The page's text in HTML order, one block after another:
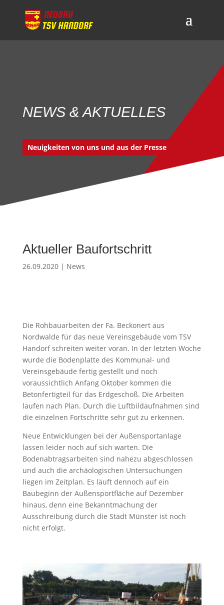
NEWS & AKTUELLES
Neuigkeiten von uns und aus der Presse
Aktueller Baufortschritt
26.09.2020| News
Die Rohbauarbeiten der Fa. Beckonert aus
Nordwalde für das neue Vereinsgebäude vom TSV
Handorf schreiten weiter voran. In der letzten Woche
wurde die Bodenplatte des Kommunal- und
Vereinsgebäude fertig gestellt und noch
voraussichtlich Anfang Oktober kommen die
Betonfertigteil für das Erdgeschoß. Die Arbeiten
laufen nach Plan. Durch die Luftbildaufnahmen sind
die einzelnen Fortschritte sehr gut zu erkennen.
Neue Entwicklungen bei der Außensportanlage
lassen leider noch auf sich warten. Die
Bodenabtragsarbeiten sind nahezu abgeschlossen
und auch die archäologischen Untersuchungen
liegen im Zeitplan. Es läuft dennoch auf ein
Baubeginn der Außensportfläche auf Dezember
hinaus, denn eine Bekanntmachung der
Ausschreibung durch die Stadt Münster ist noch
nicht erfolgt.